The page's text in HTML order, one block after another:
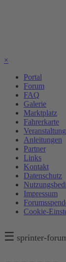
×
Portal
Forum
FAQ
Galerie
Marktplatz
Fahrerkarte
Anleitungen
Partner
Links
Kontakt
Datenschutz
Impressum
Cookie-
☰ sprinter-